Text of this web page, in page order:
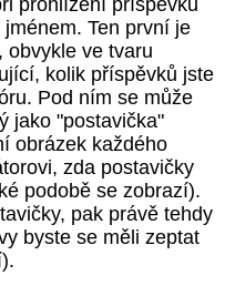
prohlížení příspěvků
Ten první je
obvykle ve tvaru
kolik příspěvků jste
Pod ním se může
jako "postavička"
obrázek každého
zda postavičky
podobě se zobrazí).
pak právě tehdy
byste se měli zeptat